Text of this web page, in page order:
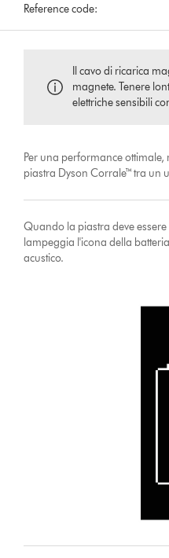
Reference code:
Il cavo di ricarica
magnete. Tenere
elettriche sensibili
Per una performance
piastra Dyson Corrale™ tra un
Quando la piastra deve
lampeggia l'icona della
acustico.